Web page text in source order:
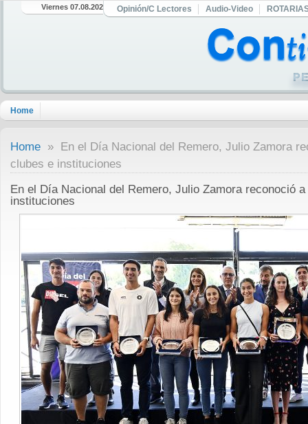
Viernes 07.08.2026 Opinión/C Lectores Audio-Video
Home
Home » En el Día Nacional del Remero, Julio Zamora
clubes e instituciones
En el Día Nacional del Remero, Julio Zamora reconoció
instituciones